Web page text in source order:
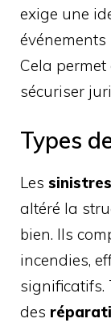
exige une
Cela permet
sécuriser
Types
Les sinistres
altéré la
bien. Ils
incendies,
significatifs.
des